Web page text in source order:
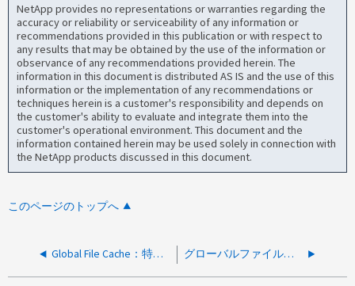
NetApp provides no representations or warranties regarding the
accuracy or reliability or serviceability of any information or
recommendations provided in this publication or with respect to
any results that may be obtained by the use of the information or
observance of any recommendations provided herein. The
information in this document is distributed AS IS and the use of this
information or the implementation of any recommendations or
techniques herein is a customer's responsibility and depends on
the customer's ability to evaluate and integrate them into the
customer's operational environment. This document and the
information contained herein may be used solely in connection with
the NetApp products discussed in this document.
このページのトップへ
Global File Cache：特定のEdgeインスタンスに特定の共有を含めることを許可する方法 グローバルファイルキャッシュ：MTUをエッジからコアにチェックする方法